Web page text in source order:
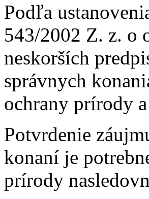
Podľa
543/2002 Z. z. o
neskorších
správnych
ochrany prírody
Potvrdenie
konaní je
prírody